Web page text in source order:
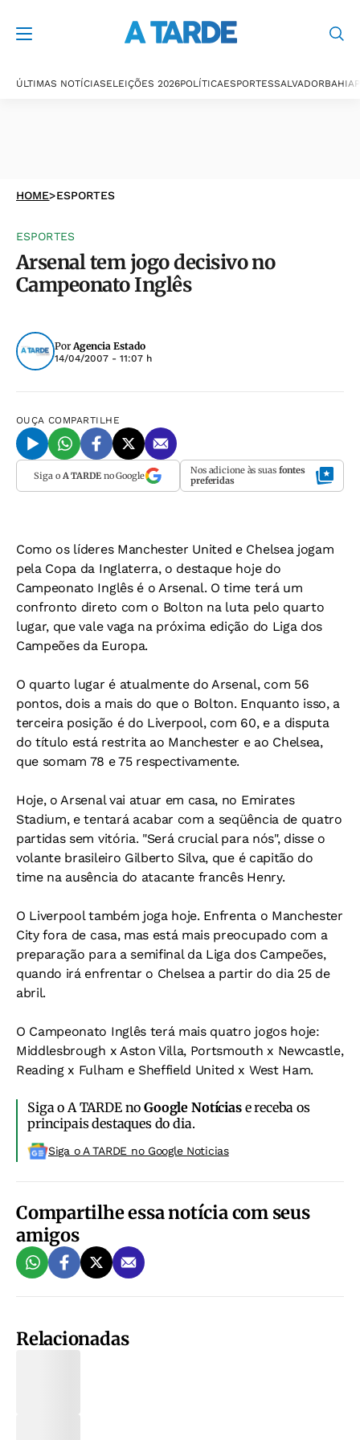
ÚLTIMAS NOTÍCIASELEIÇÕES 2026POLÍTICAESPORTESSALVADORBAHIA
HOME>ESPORTES
ESPORTES
Arsenal tem jogo decisivo no
Campeonato Inglês
PorAgencia Estado
14/04/2007 - 11:07 h
OUÇA COMPARTILHE
Siga o A TARDEno Google Nos adicione às suas fontes
preferidas
Como os líderes Manchester United e Chelsea jogam
pela Copa da Inglaterra, o destaque hoje do
Campeonato Inglês é o Arsenal. O time terá um
confronto direto com o Bolton na luta pelo quarto
lugar, que vale vaga na próxima edição do Liga dos
Campeões da Europa.
O quarto lugar é atualmente do Arsenal, com 56
pontos, dois a mais do que o Bolton. Enquanto isso, a
terceira posição é do Liverpool, com 60, e a disputa
do título está restrita ao Manchester e ao Chelsea,
que somam 78 e 75 respectivamente.
Hoje, o Arsenal vai atuar em casa, no Emirates
Stadium, e tentará acabar com a seqüência de quatro
partidas sem vitória. "Será crucial para nós", disse o
volante brasileiro Gilberto Silva, que é capitão do
time na ausência do atacante francês Henry.
O Liverpool também joga hoje. Enfrenta o Manchester
City fora de casa, mas está mais preocupado com a
preparação para a semifinal da Liga dos Campeões,
quando irá enfrentar o Chelsea a partir do dia 25 de
abril.
O Campeonato Inglês terá mais quatro jogos hoje:
Middlesbrough x Aston Villa, Portsmouth x Newcastle,
Reading x Fulham e Sheffield United x West Ham.
Siga o A TARDE noGoogle Notíciase receba os
principais destaques do dia.
Siga o A TARDE no Google Noticias
Compartilhe essa notícia com seus
amigos
Relacionadas